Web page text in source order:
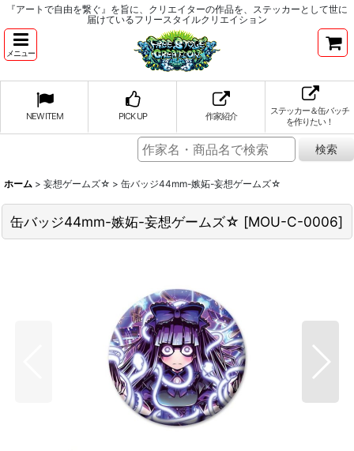
『アートで自由を繋ぐ』を旨に、クリエイターの作品を、ステッカーとして世に
届けているフリースタイルクリエイション
メニュー
NEW ITEM PICK UP 作家紹介
ステッカー＆缶バッチ
を作りたい！
ホーム > 妄想ゲームズ☆ > 缶バッジ44mm-嫉妬-妄想ゲームズ☆
缶バッジ44mm-嫉妬-妄想ゲームズ☆ [MOU-C-0006]